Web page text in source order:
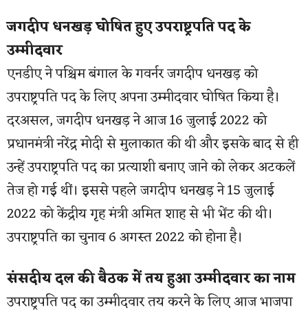
जगदीप धनखड़ घोषित हुए उपराष्ट्रपति पद के
उम्मीदवार
एनडीए ने पश्चिम बंगाल के गवर्नर जगदीप धनखड़ को
उपराष्ट्रपति पद के लिए अपना उम्मीदवार घोषित किया है।
दरअसल, जगदीप धनखड़ ने आज 16 जुलाई 2022 को
प्रधानमंत्री नरेंद्र मोदी से मुलाकात की थी और इसके बाद से ही
उन्हें उपराष्ट्रपति पद का प्रत्याशी बनाए जाने को लेकर अटकलें
तेज हो गई थीं। इससे पहले जगदीप धनखड़ ने 15 जुलाई
2022 को केंद्रीय गृह मंत्री अमित शाह से भी भेंट की थी।
उपराष्ट्रपति का चुनाव 6 अगस्त 2022 को होना है।
संसदीय दल की बैठक में तय हुआ उम्मीदवार का नाम
उपराष्ट्रपति पद का उम्मीदवार तय करने के लिए आज भाजपा